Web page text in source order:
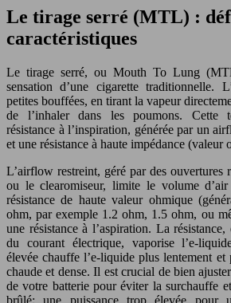
Le tirage serré (MTL) :
caractéristiques
Le tirage serré, ou Mouth To Lung
sensation d’une cigarette traditionnelle.
petites bouffées, en tirant la vapeur
de l’inhaler dans les poumons. Cette
résistance à l’inspiration, générée par un
et une résistance à haute impédance (valeur
L’airflow restreint, géré par des ouvertures
ou le clearomiseur, limite le volume
résistance de haute valeur ohmique
ohm, par exemple 1.2 ohm, 1.5 ohm, ou
une résistance à l’aspiration. La
du courant électrique, vaporise l’e-
élevée chauffe l’e-liquide plus lentement
chaude et dense. Il est crucial de bien
de votre batterie pour éviter la surchauffe
brûlé; une puissance trop élevée pour